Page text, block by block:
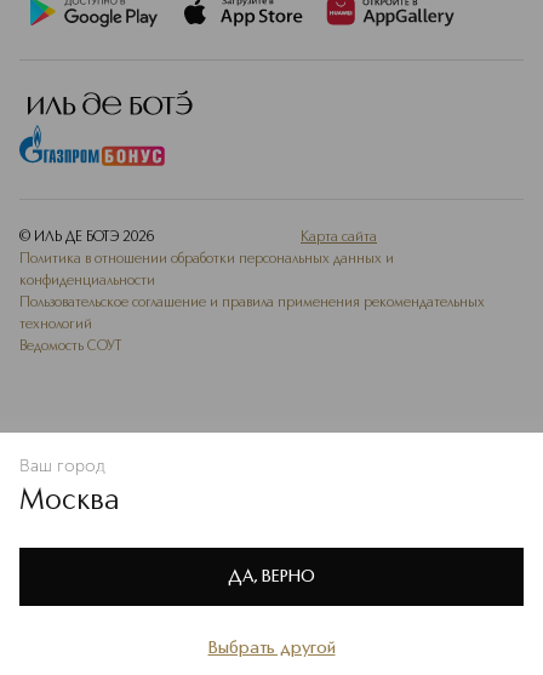
Политике конфиденциальности
В КОРЗИНУ
© ИЛЬ ДЕ БОТЭ 2026
Карта сайта
Политика в отношении обработки персональных данных и
конфиденциальности
Пользовательское соглашение и правила применения рекомендательных
технологий
Ведомость СОУТ
Избранное
Ваш город
Москва
Выбрать другой
ДА, ВЕРНО